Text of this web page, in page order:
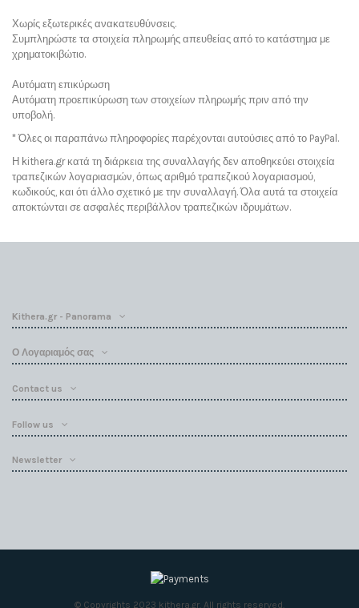
Χωρίς εξωτερικές ανακατευθύνσεις.
Συμπληρώστε τα στοιχεία πληρωμής απευθείας από το κατάστημα με
χρηματοκιβώτιο.
Αυτόματη επικύρωση
Αυτόματη προεπικύρωση των στοιχείων πληρωμής πριν από την
υποβολή.
* Όλες οι παραπάνω πληροφορίες παρέχονται αυτούσιες από το PayPal.
Η kithera.gr κατά τη διάρκεια της συναλλαγής δεν αποθηκεύει στοιχεία
τραπεζικών λογαριασμών, όπως αριθμό τραπεζικού λογαριασμού,
κωδικούς, και ότι άλλο σχετικό με την συναλλαγή. Όλα αυτά τα στοιχεία
αποκτώνται σε ασφαλές περιβάλλον τραπεζικών ιδρυμάτων.
Kithera.gr - Panorama
Ο Λογαριαμός σας
Contact us
Follow us
Newsletter
© Copyrights 2023 kithera.gr. All rights reserved.